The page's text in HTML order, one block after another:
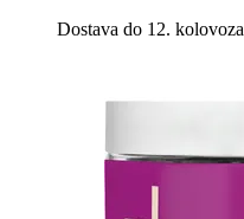
Dostava do 12. kolovoza